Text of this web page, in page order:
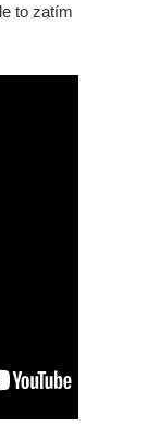
to zatím